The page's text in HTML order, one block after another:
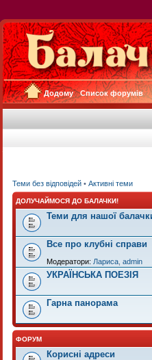
Додому Список форумів
Теми без відповідей • Активні теми
ДОЛУЧАЙМОСЯ ДО БАЛАЧКИ!
Теми для нашої
Все про клубні справи
Модератори: Лариса admin
УКРАЇНСЬКА ПОЕЗІЯ
Гарна панорама
ФОРУМ
Корисні адреси